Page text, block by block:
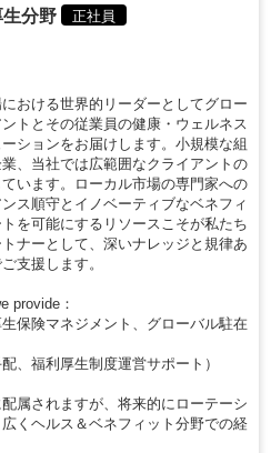
生分野
正社員
おける世界的リーダーとしてグロー
トとその従業員の健康・ウェルネス
ションをお届けします。小規模な組
、当社では広範囲なクライアントの
います。ローカル市場の専門家への
ス順守とイノベーティブなベネフィ
を可能にするリソースこそが私たち
ナーとして、深いナレッジと規律あ
支援します。
provide：
保険マネジメント、グローバル駐在
、福利厚生制度運営サポート）
属されますが、将来的にローテーシ
くヘルス＆ベネフィット分野での経